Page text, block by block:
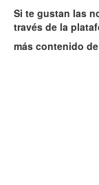
Si te gustan las
través de la
más contenido